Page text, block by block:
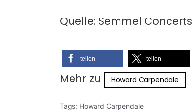
Quelle: Semmel Concerts
teilen teilen
Mehr zu Howard Carpendale
Tags: Howard Carpendale